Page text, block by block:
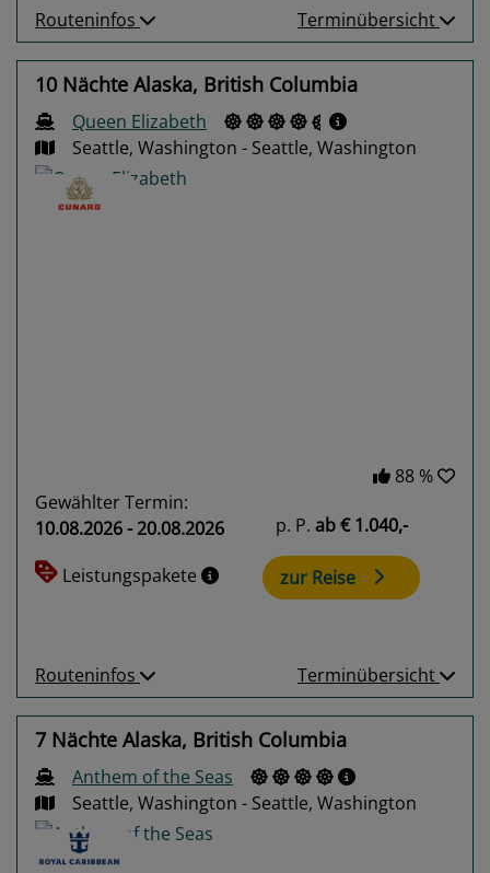
Routeninfos Terminübersicht
10 Nächte Alaska, British Columbia
Queen Elizabeth
Seattle, Washington - Seattle, Washington
88 %
Gewählter Termin:
10.08.2026 - 20.08.2026
Leistungspakete
p. P. ab€ 1.040,-
zur Reise
Routeninfos Terminübersicht
7 Nächte Alaska, British Columbia
Anthem of the Seas
Seattle, Washington - Seattle, Washington